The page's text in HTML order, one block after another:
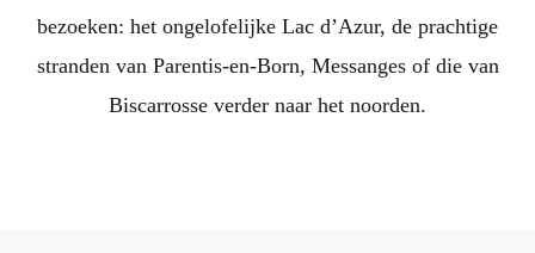
bezoeken: het ongelofelijke Lac d’Azur, de prachtige
stranden van Parentis-en-Born, Messanges of die van
Biscarrosse verder naar het noorden.